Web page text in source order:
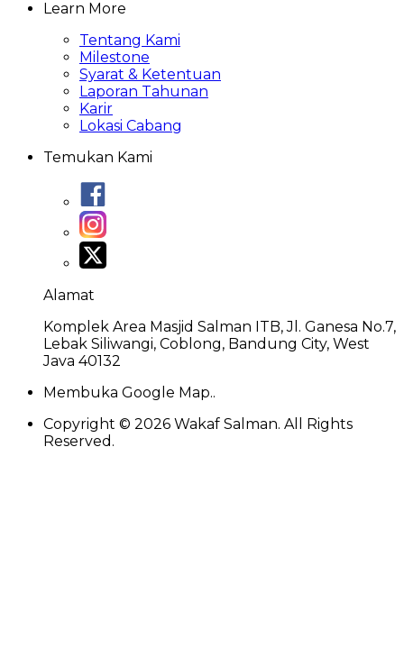
Learn More
Tentang Kami
Milestone
Syarat & Ketentuan
Laporan Tahunan
Karir
Lokasi Cabang
Temukan Kami
Alamat
Komplek Area Masjid Salman ITB, Jl. Ganesa No.7,
Lebak Siliwangi, Coblong, Bandung City, West
Java 40132
Membuka Google Map..
Copyright © 2026 Wakaf Salman. All Rights
Reserved.